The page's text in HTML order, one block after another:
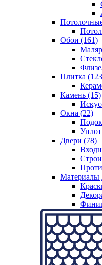
Обои (161)
Плитка
Камень (15)
Окна (22)
Двери (78)
Материалы